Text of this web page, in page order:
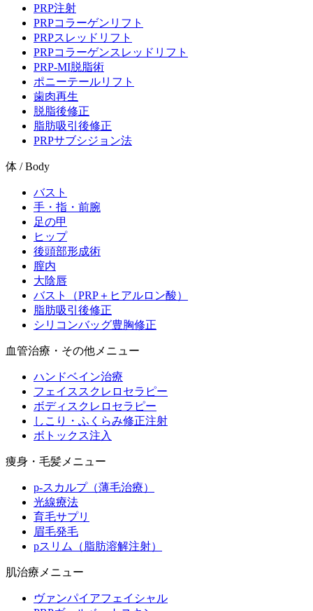
PRP注射
PRPコラーゲンリフト
PRPスレッドリフト
PRPコラーゲンスレッドリフト
PRP-MI脱脂術
ポニーテールリフト
歯肉再生
脱脂後修正
脂肪吸引後修正
PRPサブシジョン法
体 / Body
バスト
手・指・前腕
足の甲
ヒップ
後頭部形成術
膣内
大陰唇
バスト（PRP＋ヒアルロン酸）
脂肪吸引後修正
シリコンバッグ豊胸修正
血管治療・その他メニュー
ハンドベイン治療
フェイススクレロセラピー
ボディスクレロセラピー
しこり・ふくらみ修正注射
ボトックス注入
痩身・毛髪メニュー
p-スカルプ（薄毛治療）
光線療法
育毛サプリ
眉毛発毛
pスリム（脂肪溶解注射）
肌治療メニュー
ヴァンパイアフェイシャル